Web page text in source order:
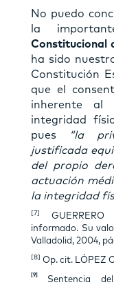
No puedo
la
Constitucional
ha sido
Constitución
que el
inherente al
integridad
pues
“la
justificada
del propio
actuación
la integridad
[7]
GUERRERO
informado. Su
Valladolid, 2004,
[8] Op. cit. LÓPEZ
[9]
Sentencia